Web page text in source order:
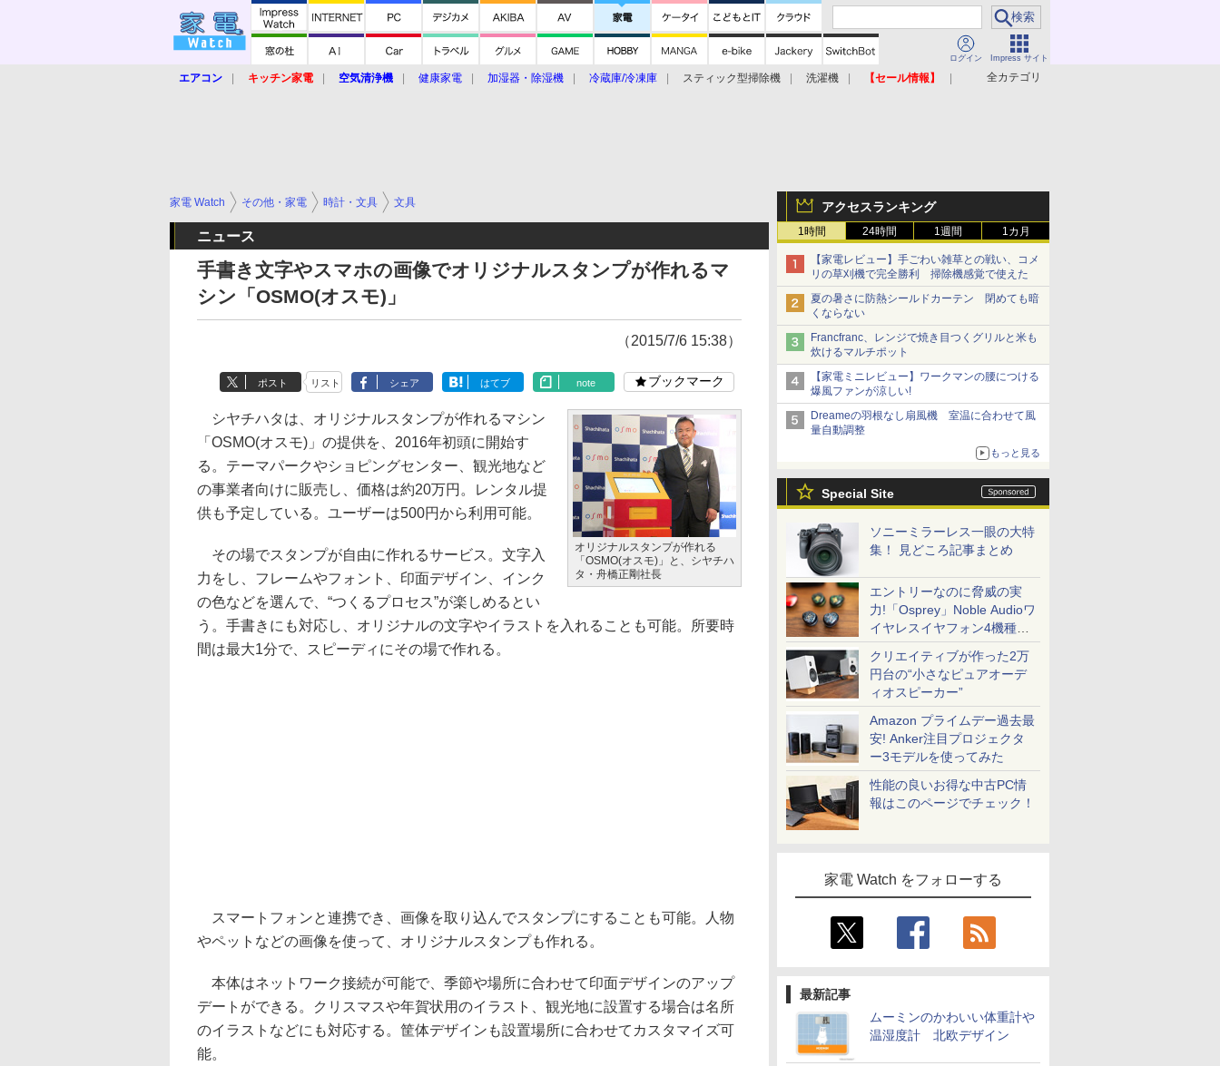
ログイン Impress サイト
全カテゴリ
エアコン キッチン家電 空気清浄機 健康家電 加湿器・除湿機 冷蔵庫/冷凍庫 スティック型掃除機 洗濯機
【セール情報】
アクセスランキング
1時間 24時間 1週間 1カ月
【家電レビュー】手ごわい雑草との戦い、コメ
リの草刈機で完全勝利 掃除機感覚で使えた
夏の暑さに防熱シールドカーテン 閉めても暗
くならない
Francfranc、レンジで焼き目つくグリルと米も
炊けるマルチポット
【家電ミニレビュー】ワークマンの腰につける
爆風ファンが涼しい!
Dreameの羽根なし扇風機 室温に合わせて風
量自動調整
もっと見る
Special Site
ソニーミラーレス一眼の大特
集！ 見どころ記事まとめ
エントリーなのに脅威の実
力!「Osprey」Noble Audioワ
イヤレスイヤフォン4機種を
一気に聴く
クリエイティブが作った2万
円台の“小さなピュアオーデ
ィオスピーカー”
Amazon プライムデー過去最
安! Anker注目プロジェクタ
ー3モデルを使ってみた
性能の良いお得な中古PC情
報はこのページでチェック！
家電 Watch をフォローする
最新記事
ムーミンのかわいい体重計や
温湿度計 北欧デザイン
家電 Watch その他・家電 時計・文具 文具
ニュース
手書き文字やスマホの画像でオリジナルスタンプが作れるマ
シン「OSMO(オスモ)」
（2015/7/6 15:38）
ポスト リスト シェア はてブ note ブックマーク
オリジナルスタンプが作れる
「OSMO(オスモ)」と、シヤチハ
タ・舟橋正剛社長
シヤチハタは、オリジナルスタンプが作れるマシン
「OSMO(オスモ)」の提供を、2016年初頭に開始す
る。テーマパークやショピングセンター、観光地など
の事業者向けに販売し、価格は約20万円。レンタル提
供も予定している。ユーザーは500円から利用可能。
その場でスタンプが自由に作れるサービス。文字入
力をし、フレームやフォント、印面デザイン、インク
の色などを選んで、“つくるプロセス”が楽しめるとい
う。手書きにも対応し、オリジナルの文字やイラストを入れることも可能。所要時
間は最大1分で、スピーディにその場で作れる。
スマートフォンと連携でき、画像を取り込んでスタンプにすることも可能。人物
やペットなどの画像を使って、オリジナルスタンプも作れる。
本体はネットワーク接続が可能で、季節や場所に合わせて印面デザインのアップ
デートができる。クリスマスや年賀状用のイラスト、観光地に設置する場合は名所
のイラストなどにも対応する。筐体デザインも設置場所に合わせてカスタマイズ可
能。